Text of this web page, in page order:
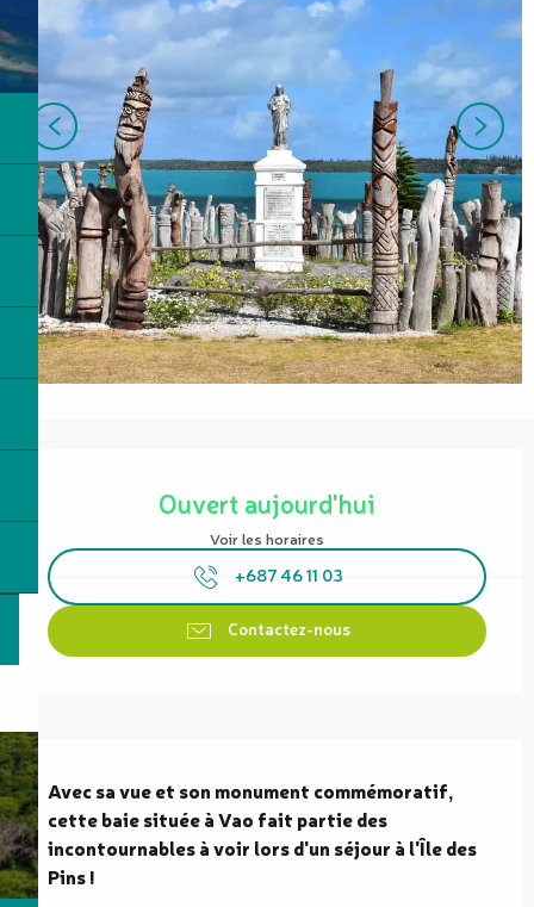
Ouvert aujourd'hui
Voir les horaires
+687 46 11 03
Contactez-nous
Description
Avec sa vue et son monument commémoratif,
cette baie située à Vao fait partie des
incontournables à voir lors d'un séjour à l'Île des
Pins !